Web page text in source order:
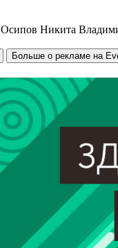
Осипов Никита
Больше о рекламе на